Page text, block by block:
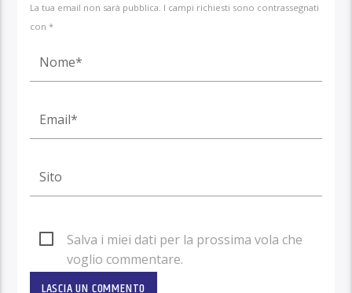
La tua email non sarà pubblica. I campi richiesti sono contrassegnati
con *
Salva i miei dati per la prossima vola che
voglio commentare.